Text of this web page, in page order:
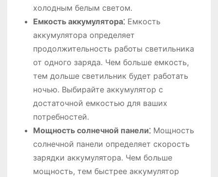
холодным белым светом․
Емкость аккумулятора⁚Емкость
аккумулятора определяет
продолжительность работы светильника
от одного заряда․ Чем больше емкость,
тем дольше светильник будет работать
ночью․ Выбирайте аккумулятор с
достаточной емкостью для ваших
потребностей․
Мощность солнечной панели⁚Мощность
солнечной панели определяет скорость
зарядки аккумулятора․ Чем больше
мощность, тем быстрее аккумулятор